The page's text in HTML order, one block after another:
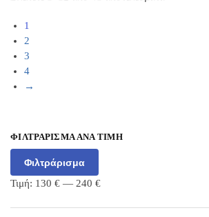
1
2
3
4
→
ΦΙΛΤΡΆΡΙΣΜΑ ΑΝΆ ΤΙΜΉ
Φιλτράρισμα
Τιμή: 130 € — 240 €